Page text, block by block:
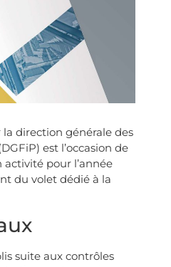
direction générale des
est l’occasion de
pour l’année
du volet dédié à la
suite aux contrôles